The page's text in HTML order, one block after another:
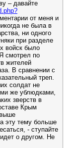
– давайте
от меня и
не была в
ни одного
при разделе
войск было
смотрел по
жителей
В сравнении с
треп.
солдат не
же ублюдками,
зверств в
Крым
эту тему больше
- ступайте
о другом. Не